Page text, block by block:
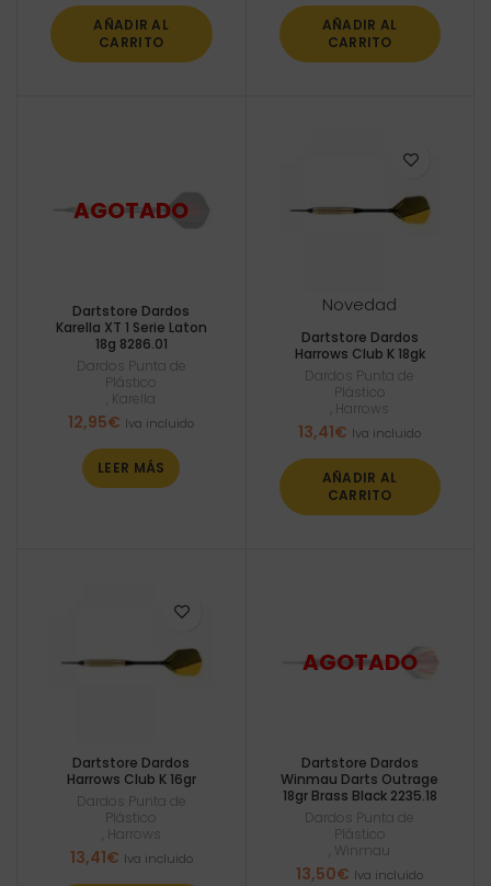
AÑADIR AL
CARRITO
AÑADIR AL
CARRITO
Dartstore Dardos
Karella XT 1 Serie Laton
18g 8286.01
Dardos Punta de
Plástico
Karella
12,95€ Iva incluido
LEER MÁS
Novedad
Dartstore Dardos
Harrows Club K 18gk
Dardos Punta de
Plástico
Harrows
13,41€ Iva incluido
AÑADIR AL
CARRITO
Dartstore Dardos
Harrows Club K 16gr
Dardos Punta de
Plástico
Harrows
13,41€ Iva incluido
Dartstore Dardos
Winmau Darts Outrage
18gr Brass Black 2235.18
Dardos Punta de
Plástico
Winmau
13,50€ Iva incluido